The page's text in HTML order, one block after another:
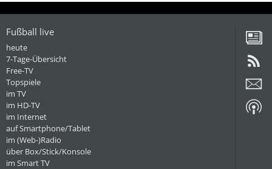
Fußball live
heute
7-Tage-Übersicht
Free-TV
Topspiele
im TV
im HD-TV
im Internet
auf Smartphone/Tablet
im (Web-)Radio
über Box/Stick/Konsole
im Smart TV